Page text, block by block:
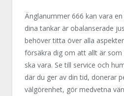
Änglanummer 666 kan vara
dina tankar är obalanserade
behöver titta över alla
försäkra dig om att allt är
ska vara. Se till service och
där du ger av din tid, donerar
välgörenhet, gör medvetna